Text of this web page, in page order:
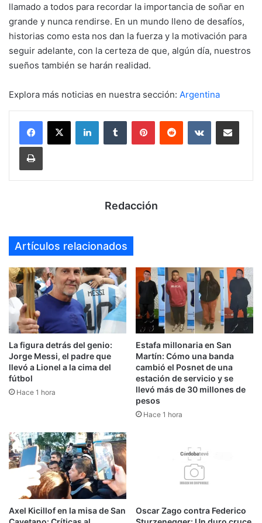
llamado a todos para recordar la importancia de soñar en
grande y nunca rendirse. En un mundo lleno de desafíos,
historias como esta nos dan la fuerza y la motivación para
seguir adelante, con la certeza de que, algún día, nuestros
sueños también se harán realidad.
Explora más noticias en nuestra sección: Argentina
LinkedInTumblr PinterestReddit VKontakteCompartir por mail
Imprimir
Redacción
Artículos relacionados
La figura detrás del genio:
Jorge Messi, el padre que
llevó a Lionel a la cima del
fútbol
Hace 1 hora
Estafa millonaria en San
Martín: Cómo una banda
cambió el Posnet de una
estación de servicio y se
llevó más de 30 millones de
pesos
Hace 1 hora
Axel Kicillof en la misa de San
Oscar Zago contra Federico